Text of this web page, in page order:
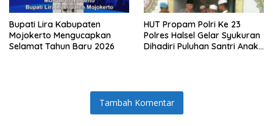
Bupati Lira Kabupaten
Mojokerto Mengucapkan
Selamat Tahun Baru 2026
HUT Propam Polri Ke 23
Polres Halsel Gelar Syukuran
Dihadiri Puluhan Santri Anak
Tambah Komentar